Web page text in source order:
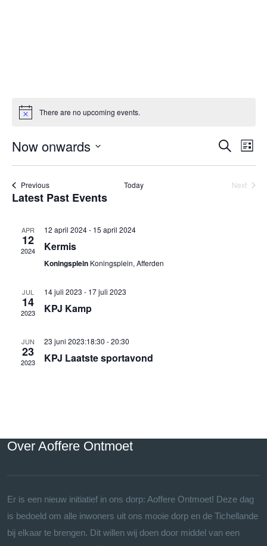
There are no upcoming events.
Search
List
Now onwards
Select
date.PreviousEvents Today
Next
Latest Past Events
APR
12
2024
12 april 2024- 15 april 2024
Kermis
Koningsplein Koningsplein, Afferden
JUL
14
2023
14 juli 2023 - 17 juli 2023
KPJ Kamp
JUN
23
2023
23 juni 2023:18:30 -20:30
KPJ Laatste sportavond
Over Aoffere Ontmoet
Er is een nieuw initiatief in ons dorp: Aoffere Ontmoet! Deze dag
is bedoeld om alle inwoners uit ons mooie dorp en de Tichellande
bij elkaar te brengen. Dit willen wij doen door middel van een